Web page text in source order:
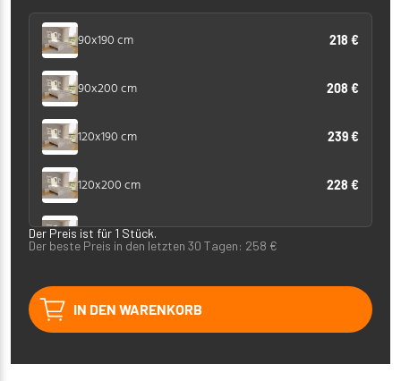
90x190 cm 218 €
90x200 cm 208 €
120x190 cm 239 €
120x200 cm 228 €
140x190 cm
140x200 cm
160x190 cm 300 €
Der Preis ist für 1 Stück.
Der beste Preis in den letzten 30 Tagen: 258 €
IN DEN WARENKORB